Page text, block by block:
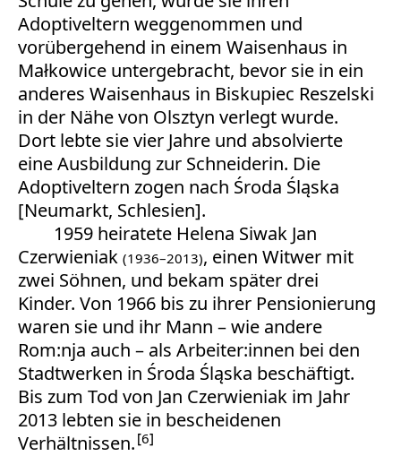
Adoptiveltern weggenommen und
vorübergehend in einem Waisenhaus in
Małkowice untergebracht, bevor sie in ein
anderes Waisenhaus in Biskupiec Reszelski
in der Nähe von Olsztyn verlegt wurde.
Dort lebte sie vier Jahre und absolvierte
eine Ausbildung zur Schneiderin. Die
Adoptiveltern zogen nach Środa Śląska
[Neumarkt, Schlesien].
1959 heiratete Helena Siwak Jan
Czerwieniak (1936–2013), einen Witwer mit
zwei Söhnen, und bekam später drei
Kinder. Von 1966 bis zu ihrer Pensionierung
waren sie und ihr Mann – wie andere
Rom:nja auch – als Arbeiter:innen bei den
Stadtwerken in Środa Śląska beschäftigt.
Bis zum Tod von Jan Czerwieniak im Jahr
2013 lebten sie in bescheidenen
Verhältnissen. 6